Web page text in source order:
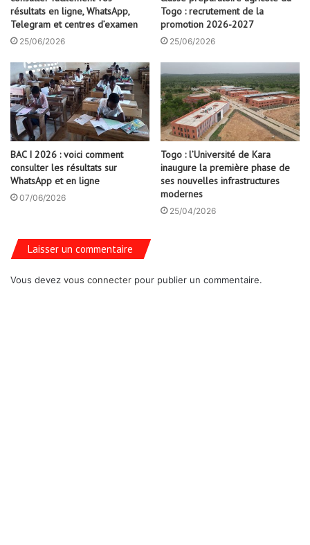
résultats en ligne, WhatsApp,
Telegram et centres d’examen
25/06/2026
Togo : recrutement de la
promotion 2026-2027
25/06/2026
BAC I 2026 : voici comment
consulter les résultats sur
WhatsApp et en ligne
07/06/2026
Togo : l’Université de Kara
inaugure la première phase de
ses nouvelles infrastructures
modernes
25/04/2026
Laisser un commentaire
Vous devez vous connecter pour publier un commentaire.